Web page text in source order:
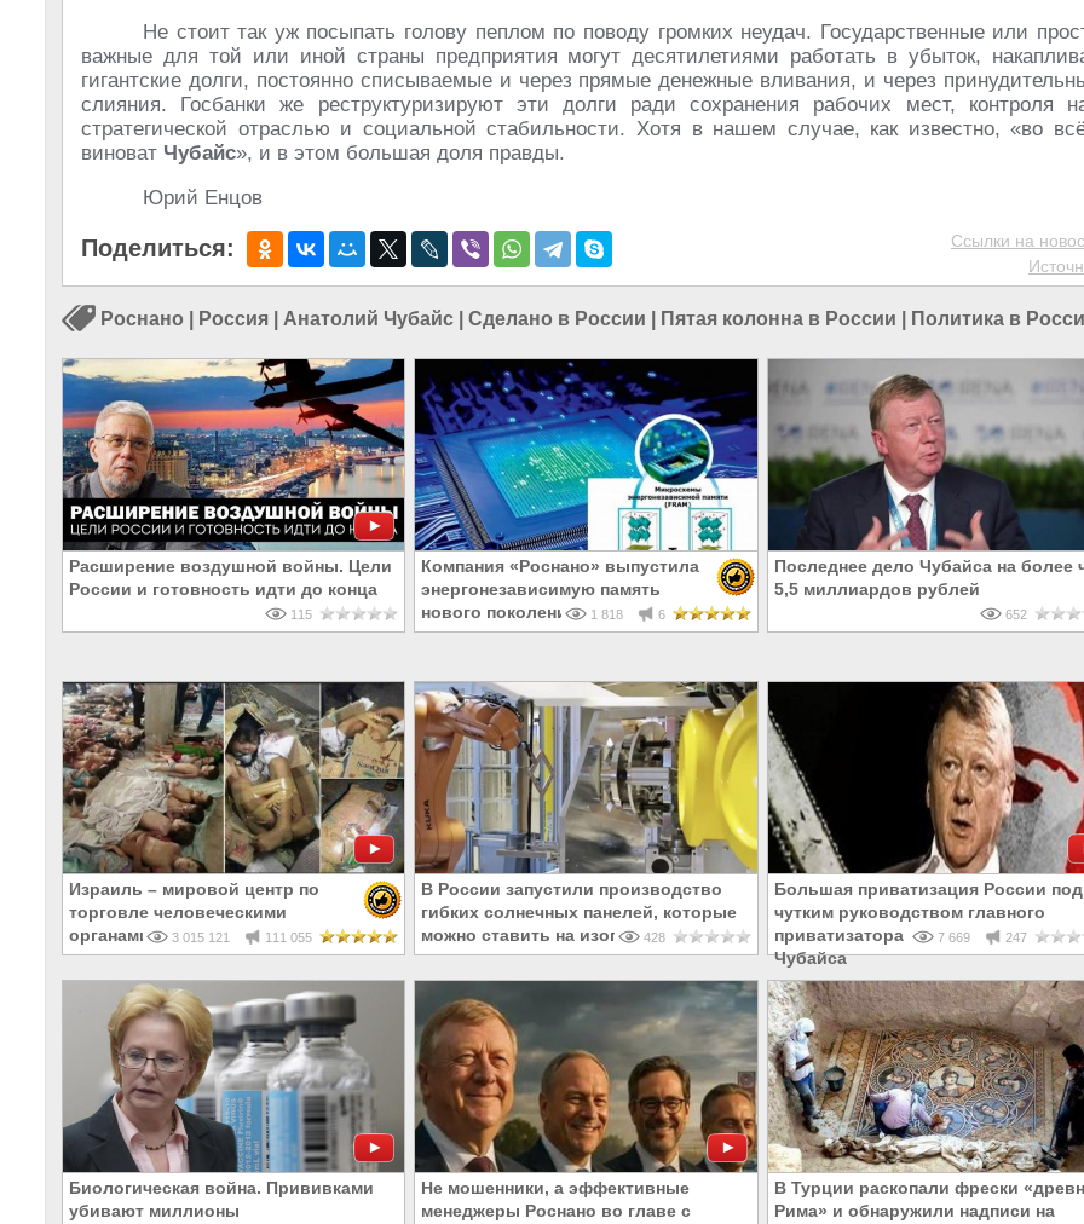
Не стоит так уж посыпать голову пеплом по поводу громких неудач. Государственные или
важные для той или иной страны предприятия могут десятилетиями работать в убыток,
гигантские долги, постоянно списываемые и через прямые денежные вливания, и через
слияния. Госбанки же реструктуризируют эти долги ради сохранения рабочих мест, контроля
стратегической отраслью и социальной стабильности. Хотя в нашем случае, как известно, «во
виноват Чубайс», и в этом большая доля правды.
Юрий Енцов
Поделиться:
Ссылки на
Роснано Россия Анатолий Чубайс Сделано в России Пятая колонна в России Политика в
Расширение воздушной войны. Цели
России и готовность идти до конца
115
Компания «Роснано» выпустила
энергонезависимую память
нового поколения
1 818 6
Последнее дело Чубайса на более
5,5 миллиардов рублей
652
Израиль – мировой центр по
торговле человеческими
органами
3 015 121 111 055
В России запустили производство
гибких солнечных панелей, которые
можно ставить на изогнутые крыши
428
Большая приватизация России под
чутким руководством главного
приватизатора и афериста
Чубайса
7 669 247
Биологическая война. Прививками
убивают миллионы
Не мошенники, а эффективные
менеджеры Роснано во главе с
В Турции раскопали фрески
Рима» и обнаружили надписи на